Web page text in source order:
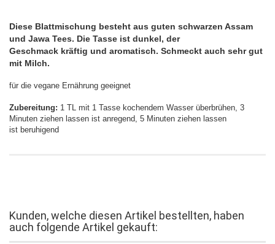
Diese Blattmischung besteht aus guten schwarzen Assam
und Jawa Tees. Die Tasse ist dunkel, der
Geschmack kräftig und aromatisch. Schmeckt auch sehr gut
mit Milch.
für die vegane Ernährung geeignet
Zubereitung: 1 TL mit 1 Tasse kochendem Wasser überbrühen, 3
Minuten ziehen lassen ist anregend, 5 Minuten ziehen lassen
ist beruhigend
Kunden, welche diesen Artikel bestellten, haben
auch folgende Artikel gekauft: